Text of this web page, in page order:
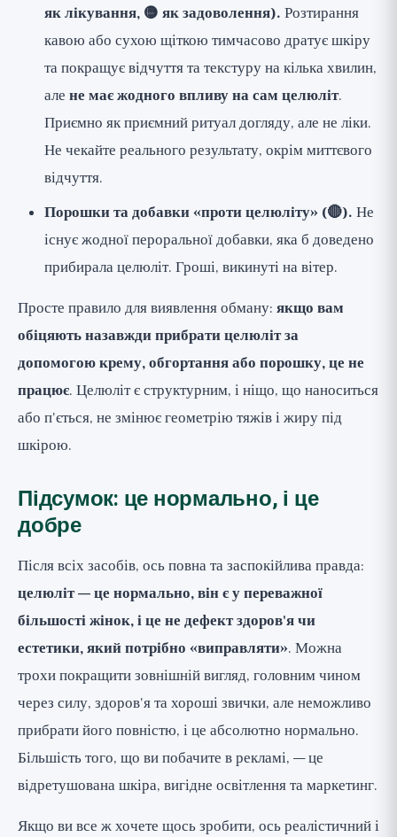
як лікування, 🟡 як задоволення). Розтирання
кавою або сухою щіткою тимчасово дратує шкіру
та покращує відчуття та текстуру на кілька хвилин,
але не має жодного впливу на сам целюліт.
Приємно як приємний ритуал догляду, але не ліки.
Не чекайте реального результату, окрім миттєвого
відчуття.
Порошки та добавки «проти целюліту» (🔴). Не
існує жодної пероральної добавки, яка б доведено
прибирала целюліт. Гроші, викинуті на вітер.
Просте правило для виявлення обману: якщо вам
обіцяють назавжди прибрати целюліт за
допомогою крему, обгортання або порошку, це не
працює. Целюліт є структурним, і ніщо, що наноситься
або п'ється, не змінює геометрію тяжів і жиру під
шкірою.
Підсумок: це нормально, і це
добре
Після всіх засобів, ось повна та заспокійлива правда:
целюліт — це нормально, він є у переважної
більшості жінок, і це не дефект здоров'я чи
естетики, який потрібно «виправляти». Можна
трохи покращити зовнішній вигляд, головним чином
через силу, здоров'я та хороші звички, але неможливо
прибрати його повністю, і це абсолютно нормально.
Більшість того, що ви побачите в рекламі, — це
відретушована шкіра, вигідне освітлення та маркетинг.
Якщо ви все ж хочете щось зробити, ось реалістичний і